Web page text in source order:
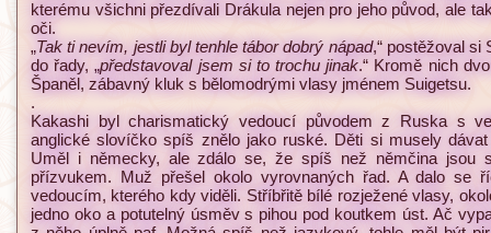
kterému všichni přezdívali Drákula nejen pro jeho původ, ale
oči.
„Tak ti nevím, jestli byl tenhle tábor dobrý nápad,“ postěžoval si
do řady, „představoval jsem si to trochu jinak.“ Kromě nich
Španěl, zábavný kluk s bělomodrými vlasy jménem Suigetsu.
.
Kakashi byl charismatický vedoucí původem z Ruska s
anglické slovíčko spíš znělo jako ruské. Děti si musely
Uměl i německy, ale zdálo se, že spíš než němčina jsou
přízvukem. Muž přešel okolo vyrovnaných řad. A dalo se
vedoucím, kterého kdy viděli. Stříbřitě bílé rozježené vlasy,
jedno oko a potutelný úsměv s pihou pod koutkem úst. Ač